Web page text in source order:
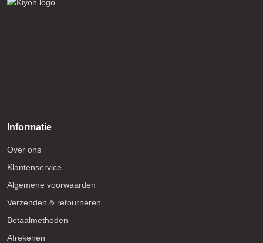
Informatie
Over ons
Klantenservice
Algemene voorwaarden
Verzenden & retourneren
Betaalmethoden
Afrekenen